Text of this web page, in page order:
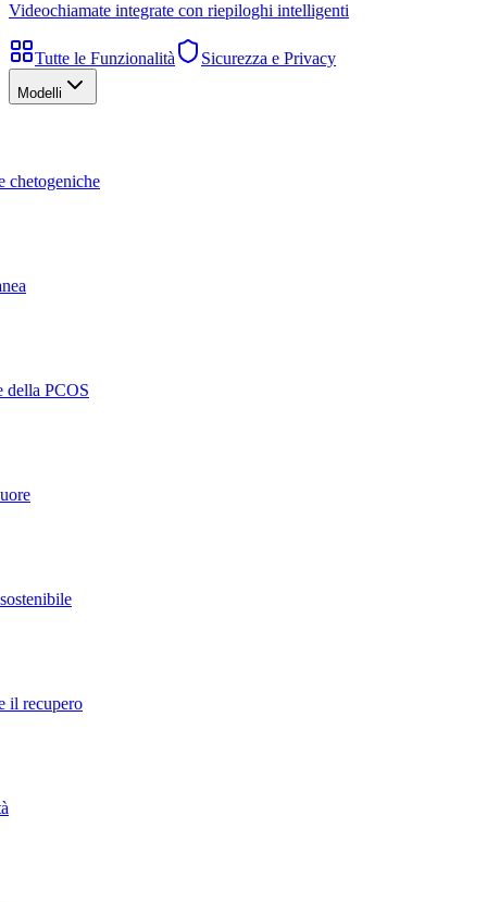
Videochiamate integrate con riepiloghi intelligenti
Tutte le Funzionalità Sicurezza e Privacy
Modelli
chetogeniche
della PCOS
il recupero